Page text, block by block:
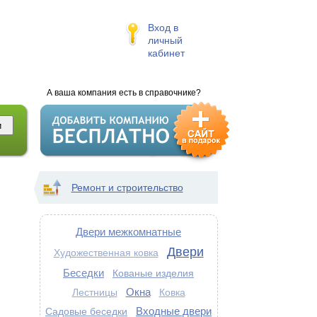
Вход в
личный
кабинет
А ваша компания есть в справочнике?
Ремонт и строительство
Двери межкомнатные
Художественная ковка Двери
Беседки Кованые изделия
Лестницы Окна Ковка
Садовые беседки Входные двери